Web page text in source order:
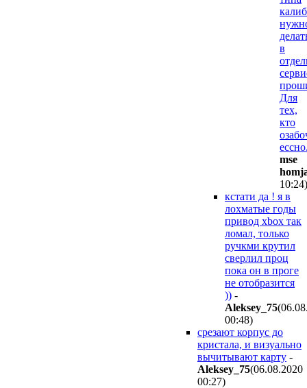
в
Для
тех,
кто
mse
10:24)
кстати да ! я в
лохматые годы
привод xbox так
ломал, только
ручкми крутил
сверлил проц
пока он в проге
не отобразится
)) -
Aleksey_75
00:48)
срезают корпус до
кристала, и визуально
вычитывают карту -
Aleksey_75(06.08.2020
00:27)